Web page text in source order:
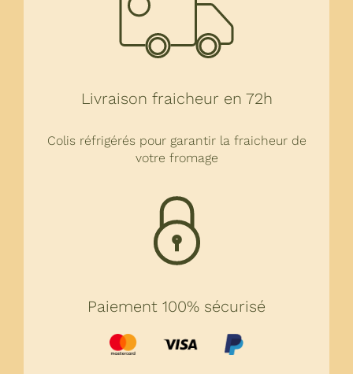
Livraison fraicheur en 72h
Colis réfrigérés pour garantir la fraicheur de
votre fromage
Paiement 100% sécurisé